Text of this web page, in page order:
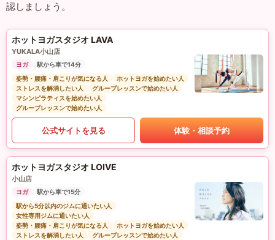
認しましょう。
ホットヨガスタジオ LAVA
YUKALA小山店
ヨガ
駅から車で14分
姿勢・腰痛・肩こりが気になる人
ホットヨガを始めたい人
ストレスを解消したい人
グループレッスンで始めたい人
マシンピラティスを始めたい人
グループレッスンで始めたい人
公式サイトを見る 体験・相談予約
ホットヨガスタジオ LOIVE
小山店
ヨガ
駅から車で15分
駅から5分以内のジムに通いたい人
女性専用ジムに通いたい人
姿勢・腰痛・肩こりが気になる人
ホットヨガを始めたい人
ストレスを解消したい人
グループレッスンで始めたい人